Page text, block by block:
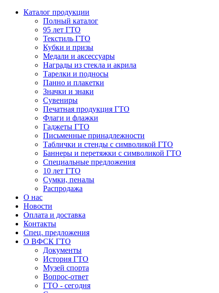
Каталог продукции
Полный каталог
95 лет ГТО
Текстиль ГТО
Кубки и призы
Медали и аксессуары
Награды из стекла и акрила
Тарелки и подносы
Панно и плакетки
Значки и знаки
Сувениры
Печатная продукция ГТО
Флаги и флажки
Гаджеты ГТО
Письменные принадлежности
Таблички и стенды с символикой ГТО
Баннеры и перетяжки с символикой ГТО
Специальные предложения
10 лет ГТО
Сумки, пеналы
Распродажа
О нас
Новости
Оплата и доставка
Контакты
Спец. предложения
О ВФСК ГТО
Документы
История ГТО
Музей спорта
Вопрос-ответ
ГТО - сегодня